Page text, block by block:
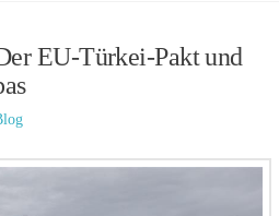
EU-Türkei-Pakt und